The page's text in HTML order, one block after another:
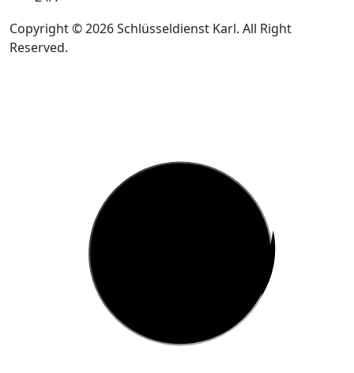
Copyright © 2026 Schlüsseldienst Karl. All Right
Reserved.